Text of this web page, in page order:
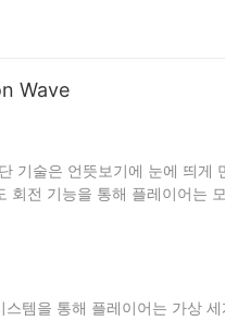
Wave
기술은 언뜻보기에 눈에 띄게
전 기능을 통해 플레이어는
템을 통해 플레이어는 가상